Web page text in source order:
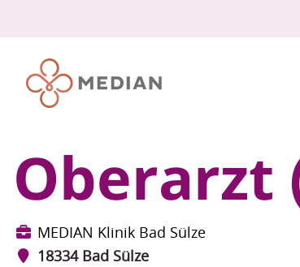
Oberarzt
MEDIAN Klinik Bad Sülze
18334 Bad Sülze